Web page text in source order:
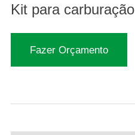
Kit para carburação
Fazer Orçamento